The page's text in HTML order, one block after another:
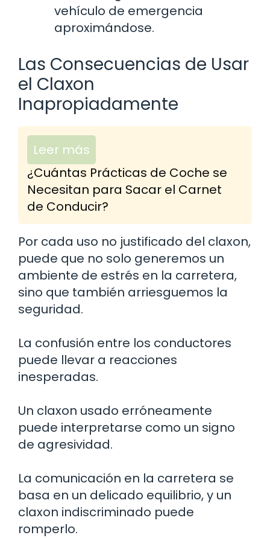
vehículo de emergencia
aproximándose.
Las Consecuencias de Usar
el Claxon
Inapropiadamente
Leer más
¿Cuántas Prácticas de Coche se
Necesitan para Sacar el Carnet
de Conducir?
Por cada uso no justificado del claxon,
puede que no solo generemos un
ambiente de estrés en la carretera,
sino que también arriesguemos la
seguridad.
La confusión entre los conductores
puede llevar a reacciones
inesperadas.
Un claxon usado erróneamente
puede interpretarse como un signo
de agresividad.
La comunicación en la carretera se
basa en un delicado equilibrio, y un
claxon indiscriminado puede
romperlo.